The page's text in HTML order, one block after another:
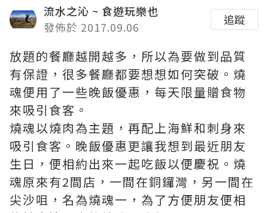
流水之沁 ~ 食遊玩樂也
發佈於 2017.09.06
追蹤
放題的餐廳越開越多，所以為要做到品質
有保證，很多餐廳都要想想如何突破。燒
魂便用了一些晚飯優惠，每天限量贈食物
來吸引食客。
燒魂以燒肉為主題，再配上海鮮和刺身來
吸引食客。晚飯優惠更讓我想到最近朋友
生日，便相約出來一起吃飯以便慶祝。燒
魂原來有2間店，一間在銅鑼灣，另一間在
尖沙咀，名為燒魂一，為了方便朋友便相